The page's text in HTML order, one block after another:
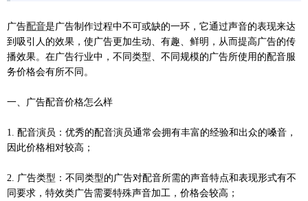
广告配音是广告制作过程中不可或缺的一环，它通过声音的表现来达
到吸引人的效果，使广告更加生动、有趣、鲜明，从而提高广告的传
播效果。在广告行业中，不同类型、不同规模的广告所使用的配音服
务价格会有所不同。
一、广告配音价格怎么样
1. 配音演员：优秀的配音演员通常会拥有丰富的经验和出众的嗓音，
因此价格相对较高；
2. 广告类型：不同类型的广告对配音所需的声音特点和表现形式有不
同要求，特效类广告需要特殊声音加工，价格会较高；